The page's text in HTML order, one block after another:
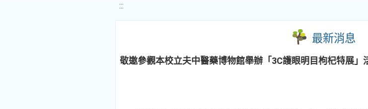
:::
最新消息
敬邀參觀本校立夫中醫藥博物館舉辦「3C護眼明目枸杞特展」